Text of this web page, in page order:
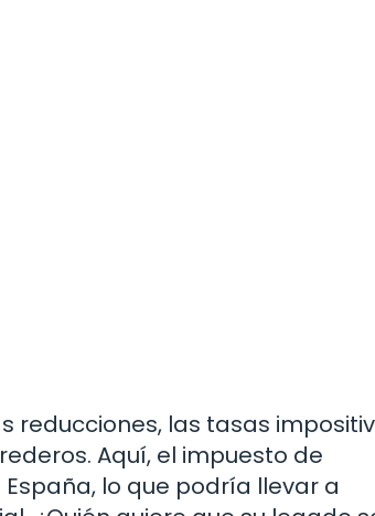
reducciones, las tasas
Aquí, el impuesto de
lo que podría llevar a